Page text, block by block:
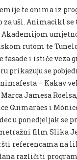
te onima iz
za uši. Animacikl
Akademijom
rutom te
i ističe veza
prikazuju se
– Kakav
Jamesa
Guimarães i
u ponedjeljak se
film Slika
referencama na
različiti